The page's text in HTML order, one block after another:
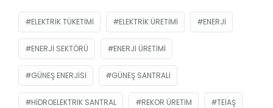
ELEKTRIK TÜKETIMI ELEKTRIK ÜRETIMI ENERJI
ENERJI SEKTÖRÜ ENERJI ÜRETIMI
GÜNEŞ ENERJISI GÜNEŞ SANTRALI
HIDROELEKTRIK SANTRAL REKOR ÜRETIM TEİAŞ